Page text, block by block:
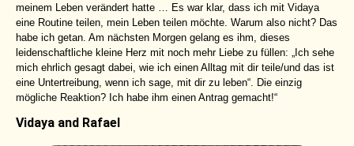
meinem Leben verändert hatte … Es war klar, dass ich mit Vidaya
eine Routine teilen, mein Leben teilen möchte. Warum also nicht? Das
habe ich getan. Am nächsten Morgen gelang es ihm, dieses
leidenschaftliche kleine Herz mit noch mehr Liebe zu füllen: „Ich sehe
mich ehrlich gesagt dabei, wie ich einen Alltag mit dir teile/und das ist
eine Untertreibung, wenn ich sage, mit dir zu leben“. Die einzig
mögliche Reaktion? Ich habe ihm einen Antrag gemacht!“
Vidaya and Rafael